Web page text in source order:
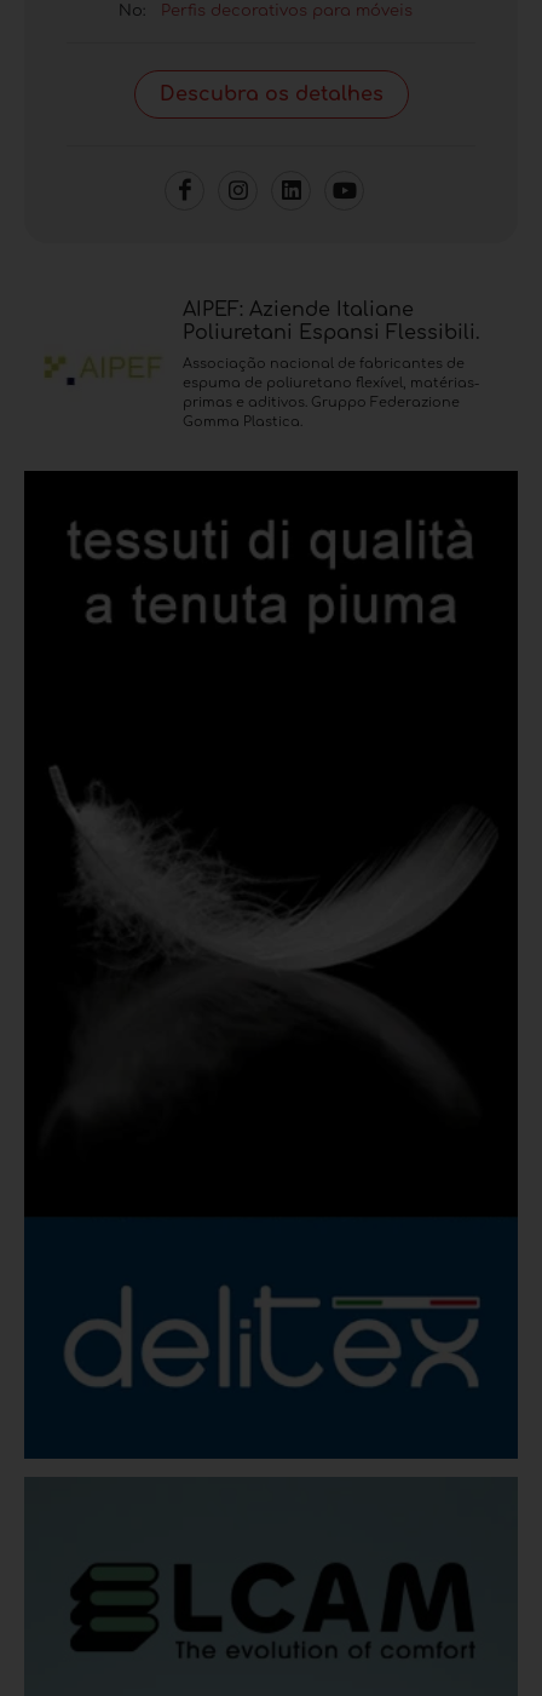
No:
Perfis decorativos para móveis
Descubra os detalhes
AIPEF: Aziende Italiane
Poliuretani Espansi Flessibili.
Associação nacional de fabricantes de
espuma de poliuretano flexível, matérias-
primas e aditivos. Gruppo Federazione
Gomma Plastica.